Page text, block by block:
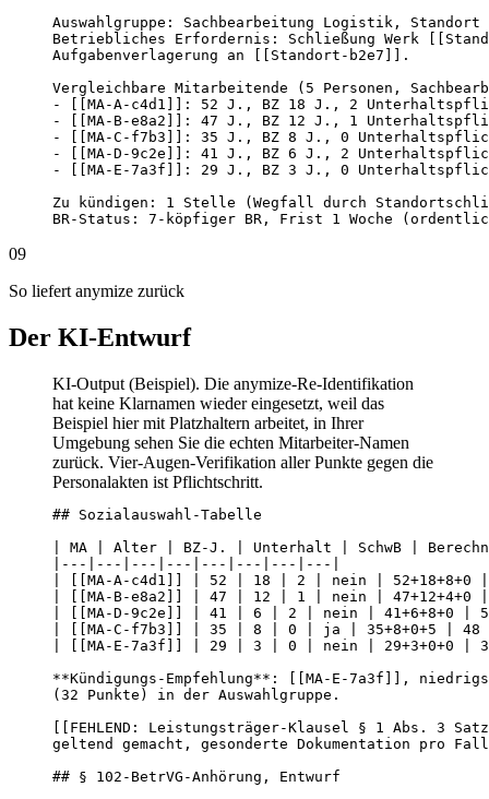
Auswahlgruppe: Sachbearbeitung Logistik,
Betriebliches Erfordernis: Schließung Werk
Aufgabenverlagerung an [[Standort-b2e7]].
Vergleichbare Mitarbeitende (5 Personen,
- [[MA-A-c4d1]]: 52 J., BZ 18 J., 2
- [[MA-B-e8a2]]: 47 J., BZ 12 J., 1
- [[MA-C-f7b3]]: 35 J., BZ 8 J., 0
- [[MA-D-9c2e]]: 41 J., BZ 6 J., 2
- [[MA-E-7a3f]]: 29 J., BZ 3 J., 0
Zu kündigen: 1 Stelle (Wegfall durch
BR-Status: 7-köpfiger BR, Frist 1 Woche
09
So liefert anymize zurück
Der KI-Entwurf
KI-Output (Beispiel). Die anymize-Re-Identifikation
hat keine Klarnamen wieder eingesetzt, weil das
Beispiel hier mit Platzhaltern arbeitet, in Ihrer
Umgebung sehen Sie die echten Mitarbeiter-Namen
zurück. Vier-Augen-Verifikation aller Punkte gegen die
Personalakten ist Pflichtschritt.
## Sozialauswahl-Tabelle
| MA | Alter | BZ-J. | Unterhalt | SchwB |
|---|---|---|---|---|---|---|---|
| [[MA-A-c4d1]] | 52 | 18 | 2 | nein |
| [[MA-B-e8a2]] | 47 | 12 | 1 | nein |
| [[MA-D-9c2e]] | 41 | 6 | 2 | nein | 41+6+8+0 |
| [[MA-C-f7b3]] | 35 | 8 | 0 | ja | 35+8+0+5 |
| [[MA-E-7a3f]] | 29 | 3 | 0 | nein | 29+3+0+0 |
**Kündigungs-Empfehlung**: [[MA-E-7a3f]],
(32 Punkte) in der Auswahlgruppe.
[[FEHLEND: Leistungsträger-Klausel § 1 Abs. 3
geltend gemacht, gesonderte Dokumentation pro
## § 102-BetrVG-Anhörung, Entwurf